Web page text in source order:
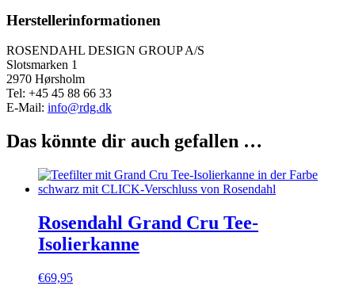
Herstellerinformationen
ROSENDAHL DESIGN GROUP A/S
Slotsmarken 1
2970 Hørsholm
Tel: +45 45 88 66 33
E-Mail: info@rdg.dk
Das könnte dir auch gefallen …
Rosendahl Grand Cru Tee-
Isolierkanne
€69,95